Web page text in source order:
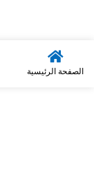
الصفحة الرئيسية